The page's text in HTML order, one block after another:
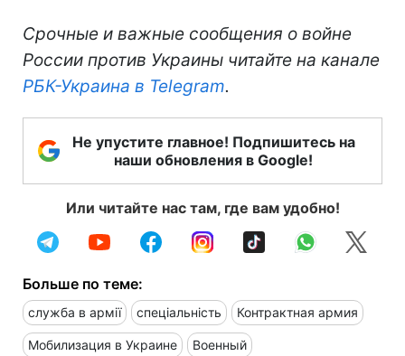
Срочные и важные сообщения о войне
России против Украины читайте на канале
РБК-Украина в Telegram.
Не упустите главное! Подпишитесь на
наши обновления в Google!
Или читайте нас там, где вам удобно!
Больше по теме:
служба в армії спеціальність Контрактная армия
Мобилизация в Украине Военный